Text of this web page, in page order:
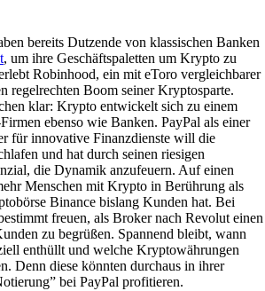
bereits Dutzende von klassischen Banken
, um ihre Geschäftspaletten um Krypto zu
Robinhood, ein mit eToro vergleichbarer
regelrechten Boom seiner Kryptosparte.
klar: Krypto entwickelt sich zu einem
ebenso wie Banken. PayPal als einer
für innovative Finanzdienste will die
und hat durch seinen riesigen
die Dynamik anzufeuern. Auf einen
Menschen mit Krypto in Berührung als
Binance bislang Kunden hat. Bei
freuen, als Broker nach Revolut einen
zu begrüßen. Spannend bleibt, wann
enthüllt und welche Kryptowährungen
Denn diese könnten durchaus in ihrer
bei PayPal profitieren.